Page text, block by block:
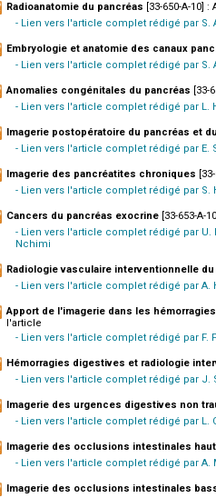
Radioanatomie du pancréas [33-650-A-10]
- Lien vers l'article complet rédigé par S.
Embryologie et anatomie des canaux
- Lien vers l'article complet rédigé par S.
Anomalies congénitales du pancréas [33-
- Lien vers l'article complet rédigé par L.
Imagerie postopératoire du pancréas et
- Lien vers l'article complet rédigé par E.
Imagerie des pancréatites chroniques
- Lien vers l'article complet rédigé par S.
Cancers du pancréas exocrine [33-653-A-
- Lien vers l'article complet rédigé par U.
Nchimi
Radiologie vasculaire interventionnelle
- Lien vers l'article complet rédigé par A.
Apport de l'imagerie dans les
l'article
- Lien vers l'article complet rédigé par F.
Hémorragies digestives et radiologie
- Lien vers l'article complet rédigé par J.
Imagerie des urgences digestives non
- Lien vers l'article complet rédigé par L.
Imagerie des occlusions intestinales
- Lien vers l'article complet rédigé par A.
Imagerie des occlusions intestinales